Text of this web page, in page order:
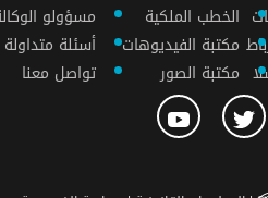
الخطب الملكية
مكتبة الفيديوهات
مكتبة الصور
مسؤولو
أسئلة متداولة
تواصل معنا